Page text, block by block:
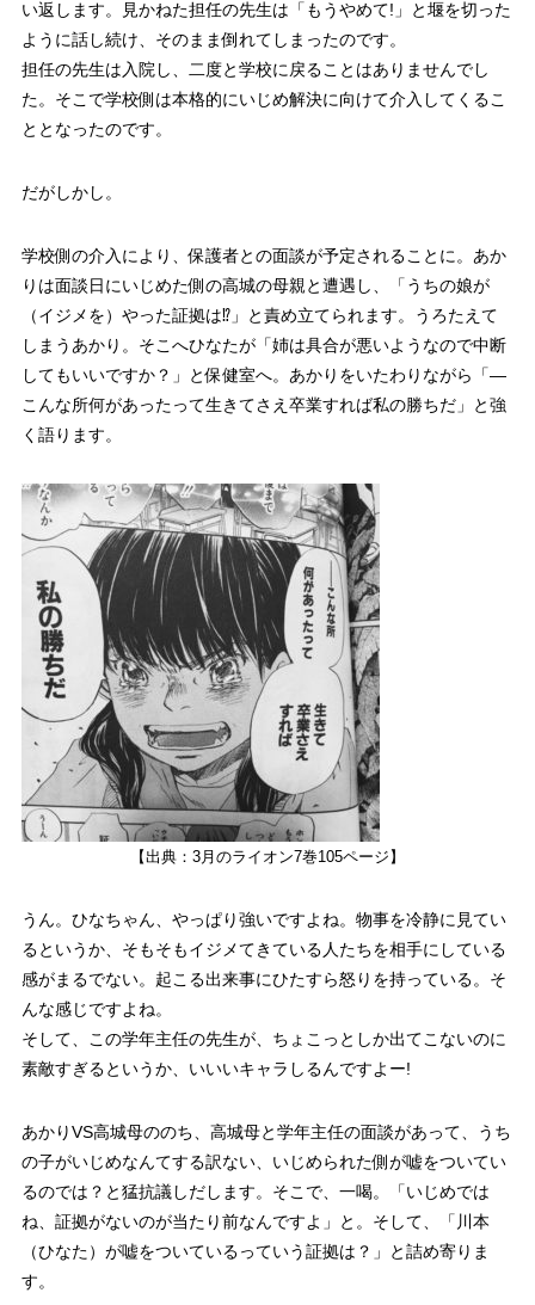
い返します。見かねた担任の先生は 「もうやめて!」
と堰を切った
ように話し続け、そのまま倒れてしまったのです。
担任の先生は入院し、二度と学校に戻ることはありませんでし
た。そこで学校側は本格的にいじめ解決に向けて介入してくるこ
ととなったのです。
だがしかし。
学校側の介入により、保護者との面談が予定されることに。あか
りは面談日にいじめた側の高城の母親と遭遇し、
「うちの娘が
（イジメを）やった証拠は⁉」
と責め立てられます。うろたえて
しまうあかり。そこへひなたが「姉は具合が悪いようなので中断
してもいいですか？」と保健室へ。あかりをいたわりながら
「―
こんな所何があったって生きてさえ卒業すれば私の勝ちだ」
と強
く語ります。
【出典：3月のライオン7巻105ページ】
うん。ひなちゃん、やっぱり強いですよね。物事を冷静に見てい
るというか、そもそもイジメてきている人たちを相手にしている
感がまるでない。起こる出来事にひたすら怒りを持っている。そ
んな感じですよね。
そして、この学年主任の先生が、ちょこっとしか出てこないのに
素敵すぎるというか、いいいキャラしるんですよー!
あかりVS高城母ののち、高城母と学年主任の面談があって、うち
の子がいじめなんてする訳ない、いじめられた側が嘘をついてい
るのでは？と猛抗議しだします。そこで、一喝。「いじめでは
ね、証拠がないのが当たり前なんですよ」と。そして、
「川本
（ひなた）が嘘をついているっていう証拠は？」
と詰め寄りま
す。